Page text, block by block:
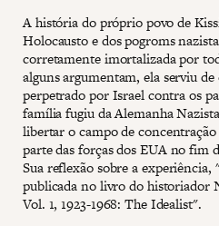
A história do próprio povo de
Holocausto e dos pogroms
corretamente imortalizada por
alguns argumentam, ela serviu
perpetrado por Israel contra os
família fugiu da Alemanha
libertar o campo de
parte das forças dos EUA no fim
Sua reflexão sobre a
publicada no livro do historiador
Vol. 1, 1923-1968: The Idealist".